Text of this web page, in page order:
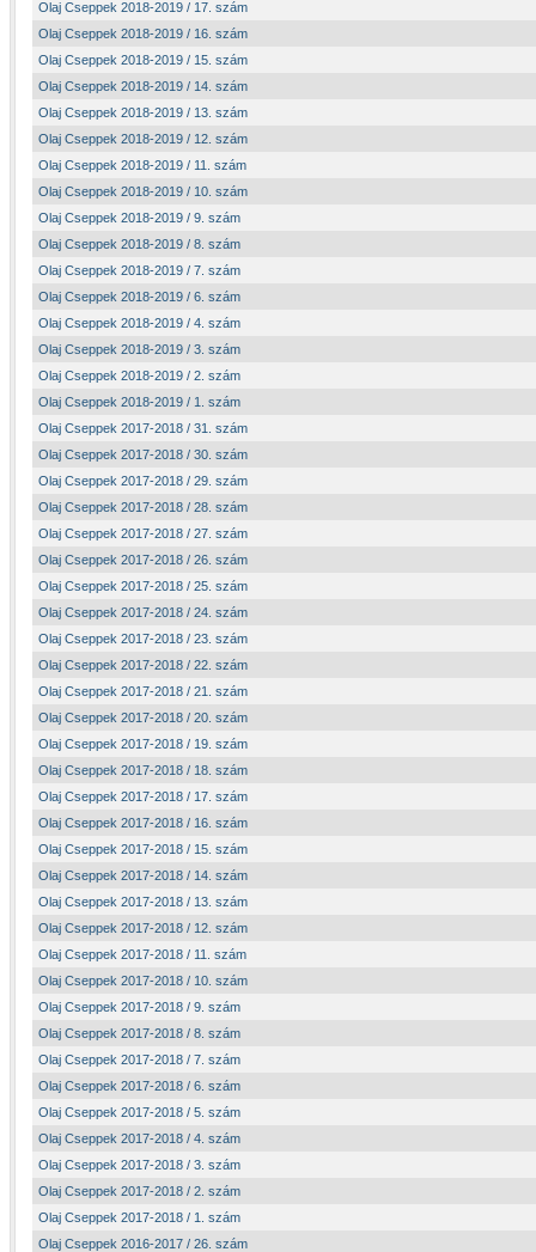
Olaj Cseppek 2018-2019 / 17. szám
Olaj Cseppek 2018-2019 / 16. szám
Olaj Cseppek 2018-2019 / 15. szám
Olaj Cseppek 2018-2019 / 14. szám
Olaj Cseppek 2018-2019 / 13. szám
Olaj Cseppek 2018-2019 / 12. szám
Olaj Cseppek 2018-2019 / 11. szám
Olaj Cseppek 2018-2019 / 10. szám
Olaj Cseppek 2018-2019 / 9. szám
Olaj Cseppek 2018-2019 / 8. szám
Olaj Cseppek 2018-2019 / 7. szám
Olaj Cseppek 2018-2019 / 6. szám
Olaj Cseppek 2018-2019 / 4. szám
Olaj Cseppek 2018-2019 / 3. szám
Olaj Cseppek 2018-2019 / 2. szám
Olaj Cseppek 2018-2019 / 1. szám
Olaj Cseppek 2017-2018 / 31. szám
Olaj Cseppek 2017-2018 / 30. szám
Olaj Cseppek 2017-2018 / 29. szám
Olaj Cseppek 2017-2018 / 28. szám
Olaj Cseppek 2017-2018 / 27. szám
Olaj Cseppek 2017-2018 / 26. szám
Olaj Cseppek 2017-2018 / 25. szám
Olaj Cseppek 2017-2018 / 24. szám
Olaj Cseppek 2017-2018 / 23. szám
Olaj Cseppek 2017-2018 / 22. szám
Olaj Cseppek 2017-2018 / 21. szám
Olaj Cseppek 2017-2018 / 20. szám
Olaj Cseppek 2017-2018 / 19. szám
Olaj Cseppek 2017-2018 / 18. szám
Olaj Cseppek 2017-2018 / 17. szám
Olaj Cseppek 2017-2018 / 16. szám
Olaj Cseppek 2017-2018 / 15. szám
Olaj Cseppek 2017-2018 / 14. szám
Olaj Cseppek 2017-2018 / 13. szám
Olaj Cseppek 2017-2018 / 12. szám
Olaj Cseppek 2017-2018 / 11. szám
Olaj Cseppek 2017-2018 / 10. szám
Olaj Cseppek 2017-2018 / 9. szám
Olaj Cseppek 2017-2018 / 8. szám
Olaj Cseppek 2017-2018 / 7. szám
Olaj Cseppek 2017-2018 / 6. szám
Olaj Cseppek 2017-2018 / 5. szám
Olaj Cseppek 2017-2018 / 4. szám
Olaj Cseppek 2017-2018 / 3. szám
Olaj Cseppek 2017-2018 / 2. szám
Olaj Cseppek 2017-2018 / 1. szám
Olaj Cseppek 2016-2017 / 26. szám